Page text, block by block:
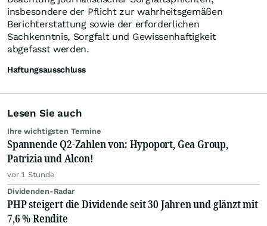
insbesondere der Pflicht zur wahrheitsgemäßen
Berichterstattung sowie der erforderlichen
Sachkenntnis, Sorgfalt und Gewissenhaftigkeit
abgefasst werden.
Haftungsausschluss
Lesen Sie auch
Ihre wichtigsten Termine
Spannende Q2-Zahlen von: Hypoport, Gea Group,
Patrizia und Alcon!
vor 1 Stunde
Dividenden-Radar
PHP steigert die Dividende seit 30 Jahren und glänzt mit
7,6 % Rendite